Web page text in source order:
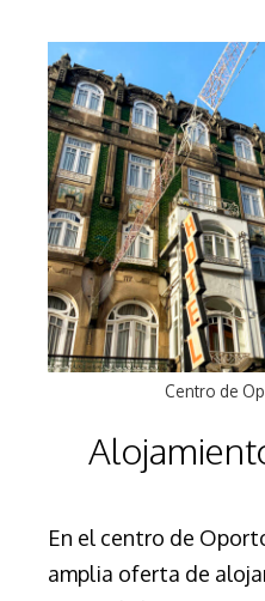
Centro de
En el centro de
amplia oferta de